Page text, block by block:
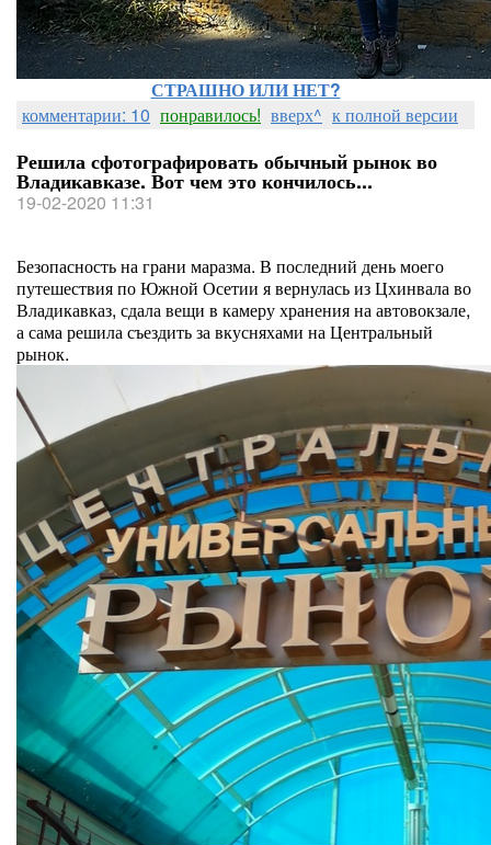
СТРАШНО ИЛИ НЕТ?
комментарии: 10 понравилось! вверх^ к полной версии
Решила сфотографировать обычный рынок во
Владикавказе. Вот чем это кончилось...
19-02-2020 11:31
Безопасность на грани маразма. В последний день моего
путешествия по Южной Осетии я вернулась из Цхинвала во
Владикавказ, сдала вещи в камеру хранения на автовокзале,
а сама решила съездить за вкусняхами на Центральный
рынок.